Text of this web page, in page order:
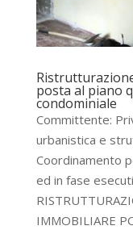
posta al piano
condominiale
Committente:
urbanistica e
Coordinamento
ed in fase
IMMOBILIARE